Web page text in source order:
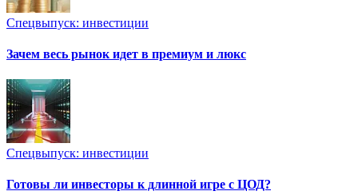
Спецвыпуск: инвестиции
Зачем весь рынок идет в премиум и люкс
Спецвыпуск: инвестиции
Готовы ли инвесторы к длинной игре с ЦОД?